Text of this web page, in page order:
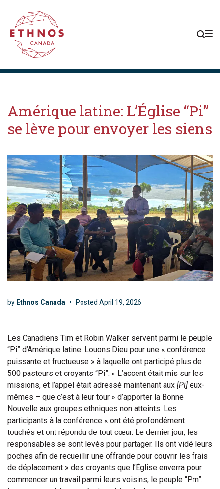
main
navigation
content
footer
Amérique latine: L’Église “Pi”
se lève pour envoyer les siens
by Ethnos Canada • Posted April 19, 2026
Les Canadiens Tim et Robin Walker servent parmi le peuple
“Pi” d’Amérique latine. Louons Dieu pour une « conférence
puissante et fructueuse » à laquelle ont participé plus de
500 pasteurs et croyants “Pi”. « L’accent était mis sur les
missions, et l’appel était adressé maintenant aux [Pi] eux-
mêmes – que c’est à leur tour » d’apporter la Bonne
Nouvelle aux groupes ethniques non atteints. Les
participants à la conférence « ont été profondément
touchés et ont répondu de tout cœur. Le dernier jour, les
responsables se sont levés pour partager. Ils ont vidé leurs
poches afin de recueillir une offrande pour couvrir les frais
de déplacement » des croyants que l’Église enverra pour
commencer un travail parmi leurs voisins, le peuple “Pm”.